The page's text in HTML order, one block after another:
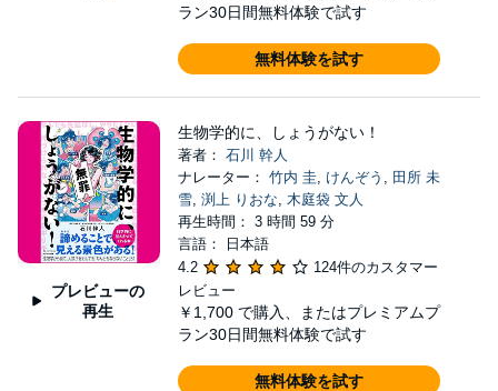
ラン30日間無料体験で試す
無料体験を試す
プレビューの
再生
生物学的に、しょうがない！
著者： 石川 幹人
ナレーター： 竹内 圭, けんぞう , 田所 未
雪, 渕上 りおな, 木庭袋 文人
再生時間： 3 時間 59 分
言語： 日本語
4.2
124件のカスタマー
レビュー
￥1,700 で購入、またはプレミアムプ
ラン30日間無料体験で試す
無料体験を試す